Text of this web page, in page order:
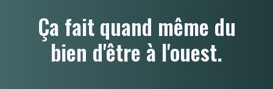
Ça fait quand même du
bien d'être à l'ouest.